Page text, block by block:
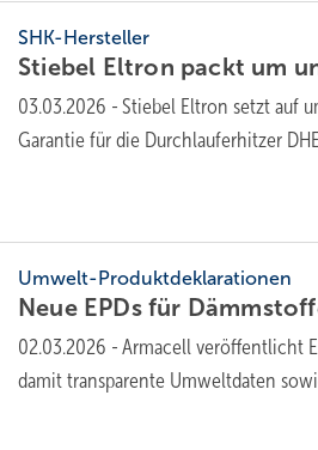
SHK-Hersteller
Stiebel Eltron packt um
03.03.2026 - Stiebel Eltron setzt auf
Garantie für die Durchlauferhitzer
Umwelt-Produktdeklarationen
Neue EPDs für
02.03.2026 - Armacell veröffentlicht
damit transparente Umweltdaten